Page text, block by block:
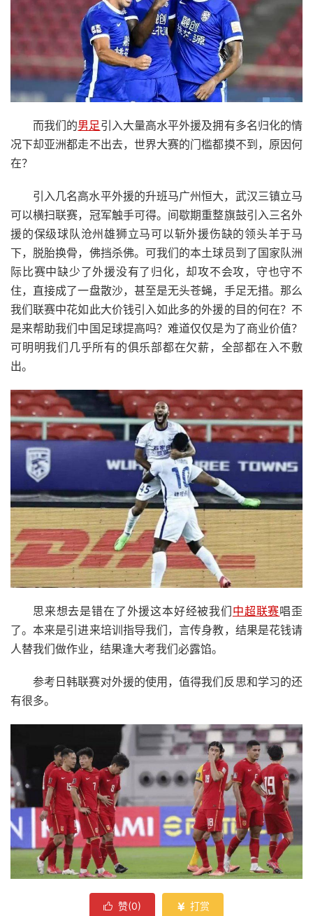
而我们的男足引入大量高水平外援及拥有多名归化的情
况下却亚洲都走不出去，世界大赛的门槛都摸不到，原因何
在？
引入几名高水平外援的升班马广州恒大，武汉三镇立马
可以横扫联赛，冠军触手可得。间歇期重整旗鼓引入三名外
援的保级球队沧州雄狮立马可以斩外援伤缺的领头羊于马
下，脱胎换骨，佛挡杀佛。可我们的本土球员到了国家队洲
际比赛中缺少了外援没有了归化，却攻不会攻，守也守不
住，直接成了一盘散沙，甚至是无头苍蝇，手足无措。那么
我们联赛中花如此大价钱引入如此多的外援的目的何在？不
是来帮助我们中国足球提高吗？难道仅仅是为了商业价值？
可明明我们几乎所有的俱乐部都在欠薪，全部都在入不敷
出。
思来想去是错在了外援这本好经被我们 中超联赛唱歪
了。本来是引进来培训指导我们，言传身教，结果是花钱请
人替我们做作业，结果逢大考我们必露馅。
参考日韩联赛对外援的使用，值得我们反思和学习的还
有很多。
 赞(0)  打赏